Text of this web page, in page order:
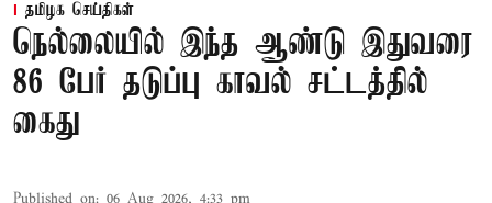
தமிழக செய்திகள்
நெல்லையில் இந்த ஆண்டு இதுவரை
86 பேர் தடுப்பு காவல் சட்டத்தில்
கைது